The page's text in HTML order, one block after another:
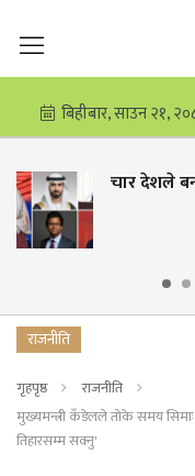
चार देशले बनाए एआई
राजनीति
गृहपृष्ठ
राजनीति
मुख्यमन्त्री कँडेलले तोके समय
तिहारसम्म सक्नु'